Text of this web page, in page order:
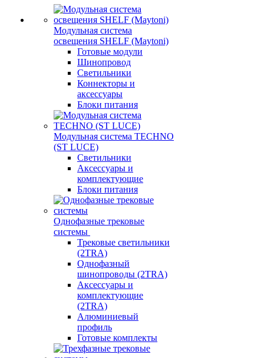
Модульная система
освещения SHELF (Maytoni)
Готовые модули
Шинопровод
Светильники
Коннекторы и
аксессуары
Блоки питания
Модульная система TECHNO
(ST LUCE)
Светильники
Аксессуары и
комплектующие
Блоки питания
Однофазные трековые
системы
Трековые светильники
(2TRA)
Однофазный
шинопроводы (2TRA)
Аксессуары и
комплектующие
(2TRA)
Алюминиевый
профиль
Готовые комплекты